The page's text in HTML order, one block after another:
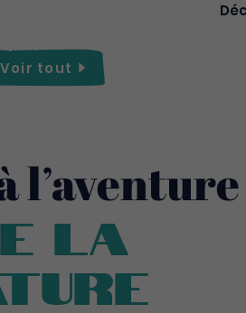
Voir tout
l’aventure
la